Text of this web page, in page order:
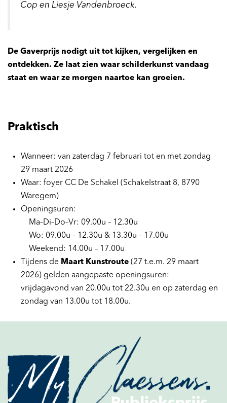
Cop en Liesje Vandenbroeck.
De Gaverprijs nodigt uit tot kijken, vergelijken en
ontdekken. Ze laat zien waar schilderkunst vandaag
staat en waar ze morgen naartoe kan groeien.
Praktisch
Wanneer: van zaterdag 7 februari tot en met zondag
29 maart 2026
Waar: foyer CC De Schakel (Schakelstraat 8, 8790
Waregem)
Openingsuren:
Ma–Di–Do–Vr: 09.00u – 12.30u
Wo: 09.00u – 12.30u & 13.30u – 17.00u
Weekend: 14.00u – 17.00u
Tijdens de Maart Kunstroute(27 t.e.m. 29 maart
2026) gelden aangepaste openingsuren:
vrijdagavond van 20.00u tot 22.30u en op zaterdag en
zondag van 13.00u tot 18.00u.
Inzoomen